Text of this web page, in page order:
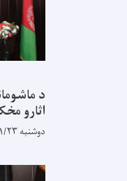
د
اثارو
دوشنبه ۱۴۰۰/۱/۲۳ - ۹:۳۳